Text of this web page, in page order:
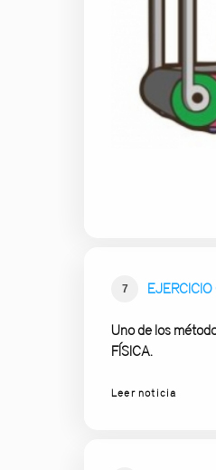
7
Uno de los
FÍSICA.
Leer noticia